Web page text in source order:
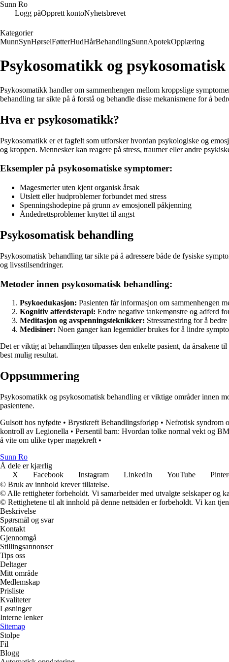
Sunn Ro
Logg påOpprett kontoNyhetsbrevet
Kategorier
MunnSynHørselFøtterHudHårBehandlingSunnApotekOpplæring
Psykosomatikk og
Psykosomatikk handler om sammenhengen mellom kroppslige
behandling tar sikte på å forstå og behandle disse mekanismene for å
Hva er psykosomatikk?
Psykosomatikk er et fagfelt som utforsker hvordan psykologiske og
og kroppen. Mennesker kan reagere på stress, traumer eller andre
Eksempler på psykosomatiske symptomer:
Magesmerter uten kjent organisk årsak
Utslett eller hudproblemer forbundet med stress
Spenningshodepine på grunn av emosjonell påkjenning
Åndedrettsproblemer knyttet til angst
Psykosomatisk behandling
Psykosomatisk behandling tar sikte på å adressere både de fysiske
og livsstilsendringer.
Metoder innen psykosomatisk behandling:
Psykoedukasjon: Pasienten får informasjon om sammenhengen
Kognitiv atferdsterapi: Endre negative tankemønstre og adferd
Meditasjon og avspenningsteknikker: Stressmestring for å
Medisiner: Noen ganger kan legemidler brukes for å lindre
Det er viktig at behandlingen tilpasses den enkelte pasient, da årsakene
best mulig resultat.
Oppsummering
Psykosomatikk og psykosomatisk behandling er viktige områder innen
pasientene.
Gulsott hos nyfødte • Brystkreft Behandlingsforløp • Nefrotisk syndrom
kontroll av Legionella • Persentil barn: Hvordan tolke normal vekt og
å vite om ulike typer magekreft •
Sunn Ro
Å dele er kjærlig
X
Facebook Instagram LinkedIn YouTube
© Bruk av innhold krever tillatelse.
© Alle rettigheter forbeholdt. Vi samarbeider med utvalgte selskaper og
© Rettighetene til alt innhold på denne nettsiden er forbeholdt. Vi kan
Beskrivelse
Spørsmål og svar
Kontakt
Gjennomgå
Stillingsannonser
Tips oss
Deltager
Mitt område
Medlemskap
Prisliste
Kvaliteter
Løsninger
Interne lenker
Sitemap
Stolpe
Fil
Blogg